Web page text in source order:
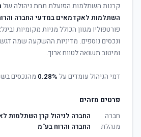
קרנות השתלמות הפועלת תחת ניהולה של
השתלמות לאקדמאים במדעי החברה
פורטפוליו מגוון הכולל מניות מקומיות
ונכסים נוספים. מדיניות ההשקעה שמה דגש
ומיטוב תשואה לטווח ארוך.
דמי הניהול עומדים על 0.28% מהנכסים
פרטים מזהים
חברה
מנהלת
החברה לניהול קרן השתלמות
החברה והרוח בע"מ